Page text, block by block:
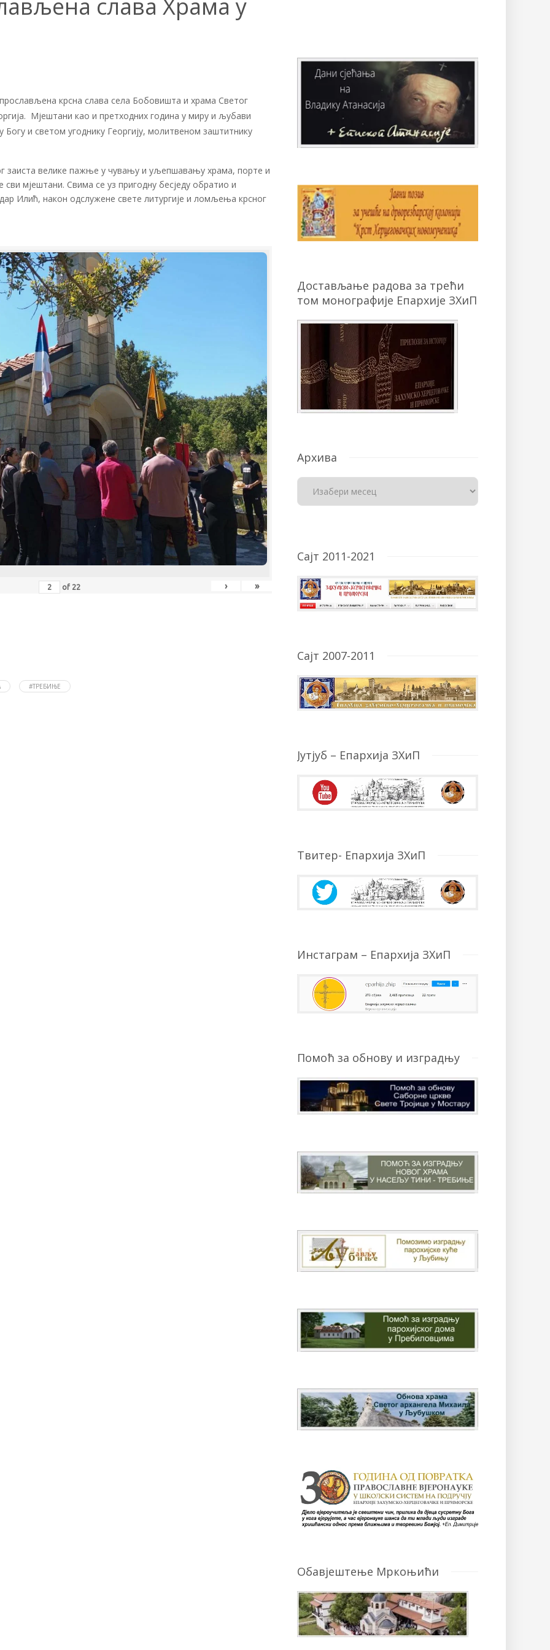
слава Храма у
крсна слава села Бобовишта и храма Светог
Мјештани као и претходних година у миру и љубави
и светом угоднику Георгију, молитвеном заштитнику
заиста велике пажње у чувању и уљепшавању храма, порте и
сви мјештани. Свима се уз пригодну бесједу обратио и
Илић, након одслужене свете литургије и ломљења крсног
of 22 › »
#ТРЕБИЊЕ
Достављање радова за трећи
том монографије Епархије ЗХиП
Архива
Сајт 2011-2021
Сајт 2007-2011
Јутјуб – Епархија ЗХиП
Твитер- Епархија ЗХиП
Инстаграм – Епархија ЗХиП
Помоћ за обнову и изградњу
Обавјештење Мркоњићи